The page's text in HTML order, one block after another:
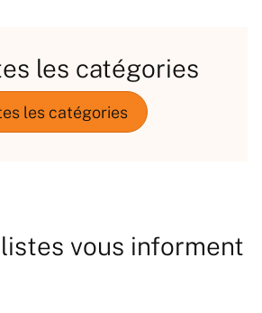
les catégories
vous informent